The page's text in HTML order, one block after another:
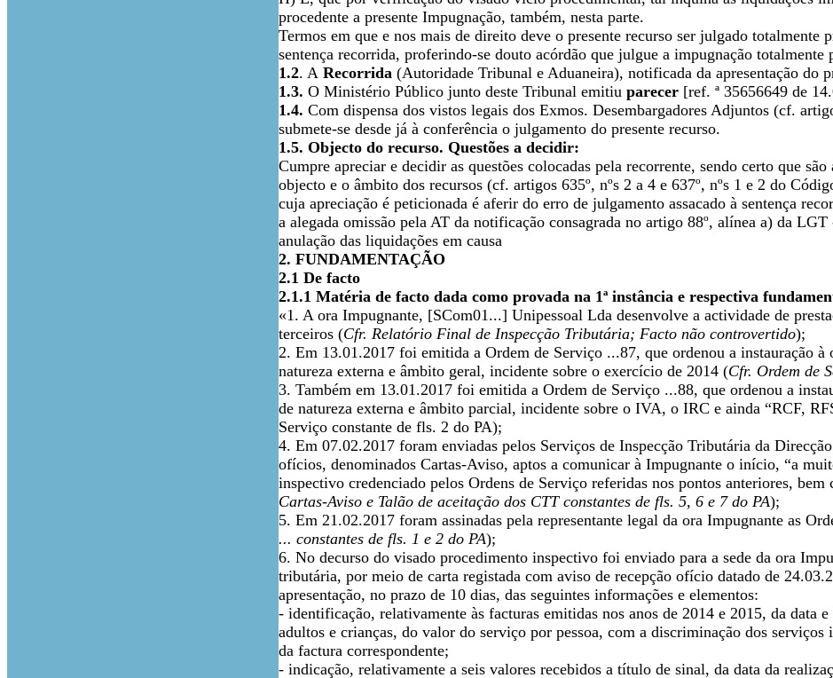
procedente a presente Impugnação, também, nesta parte.
Termos em que e nos mais de direito deve o presente recurso ser julgado totalmente
sentença recorrida, proferindo-se douto acórdão que julgue a impugnação totalmente
1.2. A Recorrida (Autoridade Tribunal e Aduaneira), notificada da apresentação do
1.3. O Ministério Público junto deste Tribunal emitiu parecer [ref. ª 35656649 de
1.4. Com dispensa dos vistos legais dos Exmos. Desembargadores Adjuntos (cf.
submete-se desde já à conferência o julgamento do presente recurso.
1.5. Objecto do recurso. Questões a decidir:
Cumpre apreciar e decidir as questões colocadas pela recorrente, sendo certo que
objecto e o âmbito dos recursos (cf. artigos 635º, nºs 2 a 4 e 637º, nºs 1 e 2 do
cuja apreciação é peticionada é aferir do erro de julgamento assacado à sentença
a alegada omissão pela AT da notificação consagrada no artigo 88º, alínea a) da
anulação das liquidações em causa
2. FUNDAMENTAÇÃO
2.1 De facto
2.1.1 Matéria de facto dada como provada na 1ª instância e respectiva
«1. A ora Impugnante, [SCom01...] Unipessoal Lda desenvolve a actividade de
terceiros (Cfr. Relatório Final de Inspecção Tributária; Facto não controvertido);
2. Em 13.01.2017 foi emitida a Ordem de Serviço ...87, que ordenou a instauração à
natureza externa e âmbito geral, incidente sobre o exercício de 2014 (Cfr. Ordem de
3. Também em 13.01.2017 foi emitida a Ordem de Serviço ...88, que ordenou a
de natureza externa e âmbito parcial, incidente sobre o IVA, o IRC e ainda “RCF,
Serviço constante de fls. 2 do PA);
4. Em 07.02.2017 foram enviadas pelos Serviços de Inspecção Tributária da
ofícios, denominados Cartas-Aviso, aptos a comunicar à Impugnante o início, “a
inspectivo credenciado pelos Ordens de Serviço referidas nos pontos anteriores,
Cartas-Aviso e Talão de aceitação dos CTT constantes de fls. 5, 6 e 7 do PA);
5. Em 21.02.2017 foram assinadas pela representante legal da ora Impugnante as
... constantes de fls. 1 e 2 do PA);
6. No decurso do visado procedimento inspectivo foi enviado para a sede da ora
tributária, por meio de carta registada com aviso de recepção ofício datado de
apresentação, no prazo de 10 dias, das seguintes informações e elementos:
- identificação, relativamente às facturas emitidas nos anos de 2014 e 2015, da data
adultos e crianças, do valor do serviço por pessoa, com a discriminação dos
da factura correspondente;
- indicação, relativamente a seis valores recebidos a título de sinal, da data da